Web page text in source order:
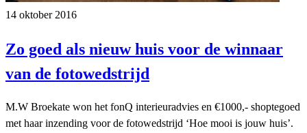
14 oktober 2016
Zo goed als nieuw huis voor de winnaar
van de fotowedstrijd
M.W Broekate won het fonQ interieuradvies en €1000,- shoptegoed
met haar inzending voor de fotowedstrijd ‘Hoe mooi is jouw huis’.